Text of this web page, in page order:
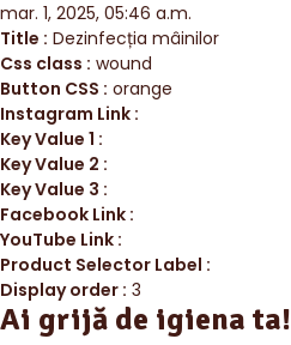
mar. 1, 2025, 05:46 a.m.
Title : Dezinfecția mâinilor
Css class : wound
Button CSS : orange
Instagram Link :
Key Value 1 :
Key Value 2 :
Key Value 3 :
Facebook Link :
YouTube Link :
Product Selector Label :
Display order : 3
Ai grijă de igiena ta!